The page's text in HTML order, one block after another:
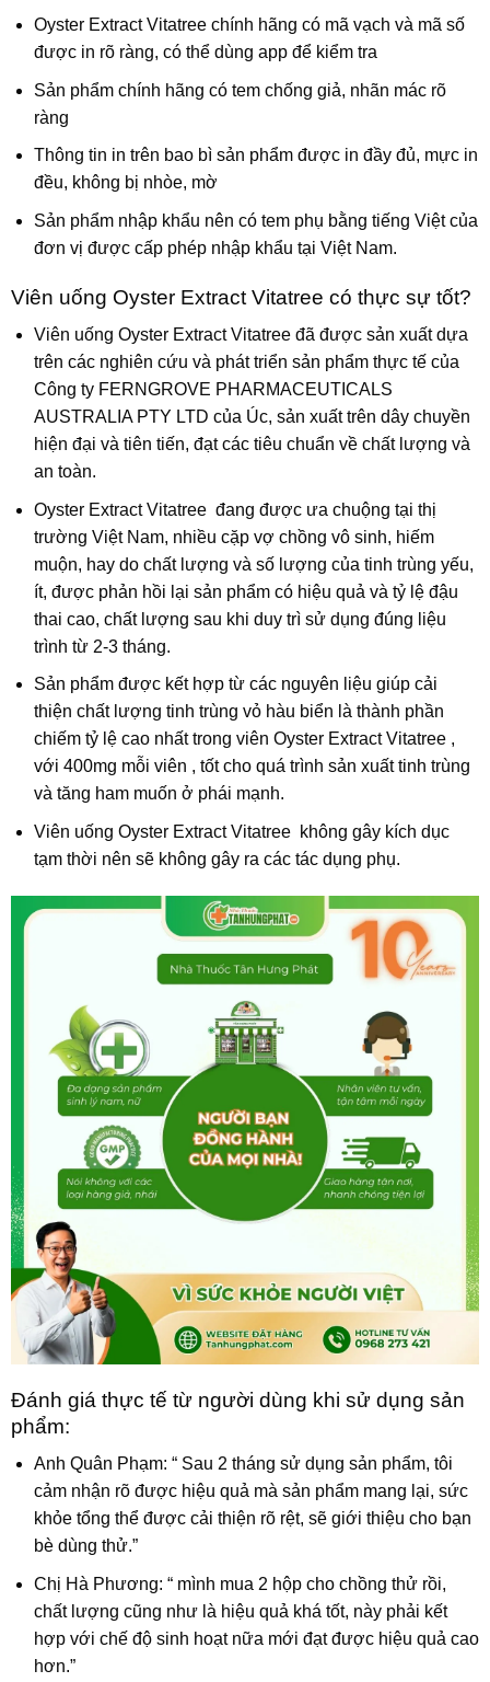
Oyster Extract Vitatree chính hãng có mã vạch và mã số
được in rõ ràng, có thể dùng app để kiểm tra
Sản phẩm chính hãng có tem chống giả, nhãn mác rõ
ràng
Thông tin in trên bao bì sản phẩm được in đầy đủ, mực in
đều, không bị nhòe, mờ
Sản phẩm nhập khẩu nên có tem phụ bằng tiếng Việt của
đơn vị được cấp phép nhập khẩu tại Việt Nam.
Viên uống Oyster Extract Vitatree có thực sự tốt?
Viên uống Oyster Extract Vitatree đã được sản xuất dựa
trên các nghiên cứu và phát triển sản phẩm thực tế của
Công ty FERNGROVE PHARMACEUTICALS
AUSTRALIA PTY LTD của Úc, sản xuất trên dây chuyền
hiện đại và tiên tiến, đạt các tiêu chuẩn về chất lượng và
an toàn.
Oyster Extract Vitatree đang được ưa chuộng tại thị
trường Việt Nam, nhiều cặp vợ chồng vô sinh, hiếm
muộn, hay do chất lượng và số lượng của tinh trùng yếu,
ít, được phản hồi lại sản phẩm có hiệu quả và tỷ lệ đậu
thai cao, chất lượng sau khi duy trì sử dụng đúng liệu
trình từ 2-3 tháng.
Sản phẩm được kết hợp từ các nguyên liệu giúp cải
thiện chất lượng tinh trùng vỏ hàu biển là thành phần
chiếm tỷ lệ cao nhất trong viên Oyster Extract Vitatree ,
với 400mg mỗi viên , tốt cho quá trình sản xuất tinh trùng
và tăng ham muốn ở phái mạnh.
Viên uống Oyster Extract Vitatree không gây kích dục
tạm thời nên sẽ không gây ra các tác dụng phụ.
Đánh giá thực tế từ người dùng khi sử dụng sản
phẩm:
Anh Quân Phạm: “ Sau 2 tháng sử dụng sản phẩm, tôi
cảm nhận rõ được hiệu quả mà sản phẩm mang lại, sức
khỏe tổng thể được cải thiện rõ rệt, sẽ giới thiệu cho bạn
bè dùng thử.”
Chị Hà Phương: “ mình mua 2 hộp cho chồng thử rồi,
chất lượng cũng như là hiệu quả khá tốt, này phải kết
hợp với chế độ sinh hoạt nữa mới đạt được hiệu quả cao
hơn.”